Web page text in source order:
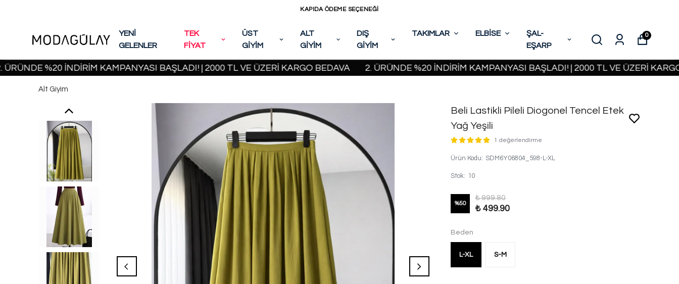
KAPIDA ÖDEME SEÇENEĞİ
YENİ
GELENLER
TEK
FİYAT
ÜST
GİYİM
ALT
GİYİM
DIŞ
GİYİM
TAKIMLAR ELBİSE
ŞAL-
EŞARP
0
%20 İNDİRİM KAMPANYASI BAŞLADI! | 2000 TL VE ÜZERİ KARGO BEDAVA 2. ÜRÜNDE %20 İNDİRİM KAMPANYASI BAŞLADI! | 2000 TL VE ÜZERİ KARGO
Alt Giyim
Beli Lastikli Pileli Diogonel Tencel Etek
Yağ Yeşili
1 değerlendirme
Ürün Kodu: SDM6Y06804_598-L-XL
Stok: 10
%50
₺ 999.80
₺ 499.90
Beden
L-XL S-M